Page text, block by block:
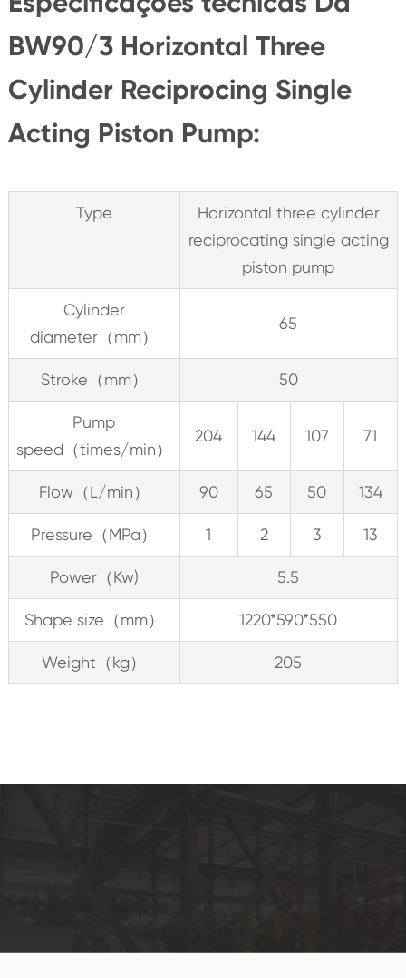
BW90/3 Horizontal Three
Cylinder Reciprocing Single
Acting Piston Pump:
Type
Horizontal three cylinder
reciprocating single acting
piston pump
Cylinder
diameter（mm）
65
Stroke（mm） 50
Pump
speed（times/min）
204 144 107 71
Flow（L/min） 90 65 50 134
Pressure（MPa） 1 2 3 13
Power（Kw) 5.5
Shape size（mm） 1220*590*550
Weight（kg） 205